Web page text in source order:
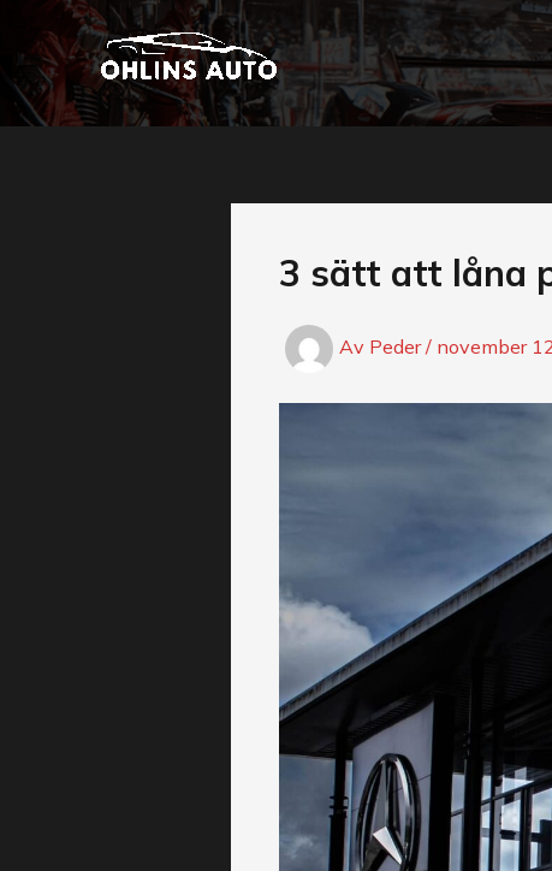
innehåll
3 sätt att låna
Av Peder/ november